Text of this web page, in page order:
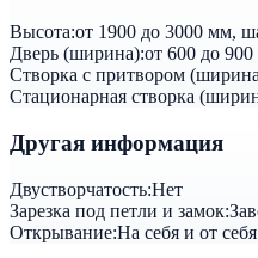
Высота:от 1900 до 3000 мм,
Дверь (ширина):от 600 до
Створка с притвором
Стационарная створка
Другая информация
Двустворчатость:Нет
Зарезка под петли и замок:
Открывание:На себя и от себя